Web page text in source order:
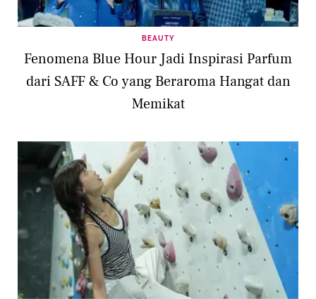
BEAUTY
Fenomena Blue Hour Jadi Inspirasi Parfum
dari SAFF & Co yang Beraroma Hangat dan
Memikat